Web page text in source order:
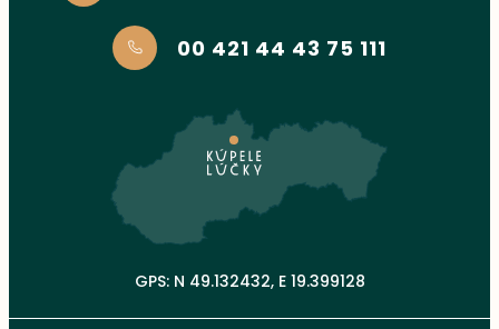
00 421 44 43 75 111
GPS: N 49.132432, E 19.399128